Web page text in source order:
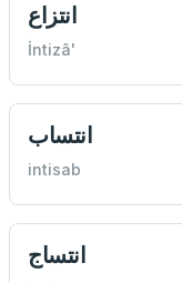
انتزاع
İntizâ'
انتساب
intisab
انتساج